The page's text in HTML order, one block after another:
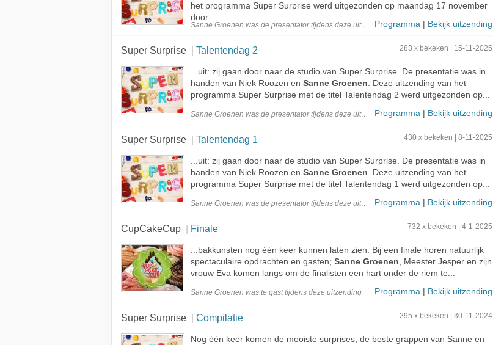
het programma Super Surprise werd uitgezonden op maandag 17 november
door...
Sanne Groenen was de presentatortijdens deze uitzending Programma | Bekijk uitzending
Super Surprise Talentendag 2 283 x bekeken | 15-11-2025
...uit: zij gaan door naar de studio van Super Surprise. De presentatie was in
handen van Niek Roozen en Sanne Groenen . Deze uitzending van het
programma Super Surprise met de titel Talentendag 2 werd uitgezonden op...
Sanne Groenen was de presentatortijdens deze uitzending Programma | Bekijk uitzending
Super Surprise Talentendag 1 430 x bekeken | 8-11-2025
...uit: zij gaan door naar de studio van Super Surprise. De presentatie was in
handen van Niek Roozen en Sanne Groenen . Deze uitzending van het
programma Super Surprise met de titel Talentendag 1 werd uitgezonden op...
Sanne Groenen was de presentatortijdens deze uitzending Programma | Bekijk uitzending
CupCakeCup Finale 732 x bekeken | 4-1-2025
...bakkunsten nog één keer kunnen laten zien. Bij een finale horen natuurlijk
spectaculaire opdrachten en gasten; Sanne Groenen , Meester Jesper en zijn
vrouw Eva komen langs om de finalisten een hart onder de riem te...
Sanne Groenen was te gasttijdens deze uitzending Programma | Bekijk uitzending
Super Surprise Compilatie 295 x bekeken | 30-11-2024
Nog één keer komen de mooiste surprises, de beste grappen van Sanne en